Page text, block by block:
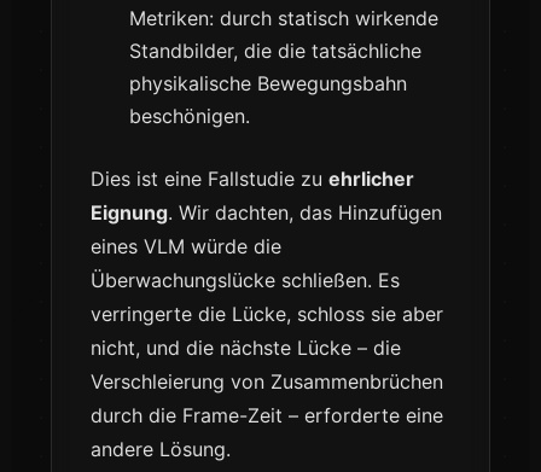
Metriken: durch statisch wirkende
Standbilder, die die tatsächliche
physikalische Bewegungsbahn
beschönigen.
Dies ist eine Fallstudie zu ehrlicher
Eignung. Wir dachten, das Hinzufügen
eines VLM würde die
Überwachungslücke schließen. Es
verringerte die Lücke, schloss sie aber
nicht, und die nächste Lücke – die
Verschleierung von Zusammenbrüchen
durch die Frame-Zeit – erforderte eine
andere Lösung.